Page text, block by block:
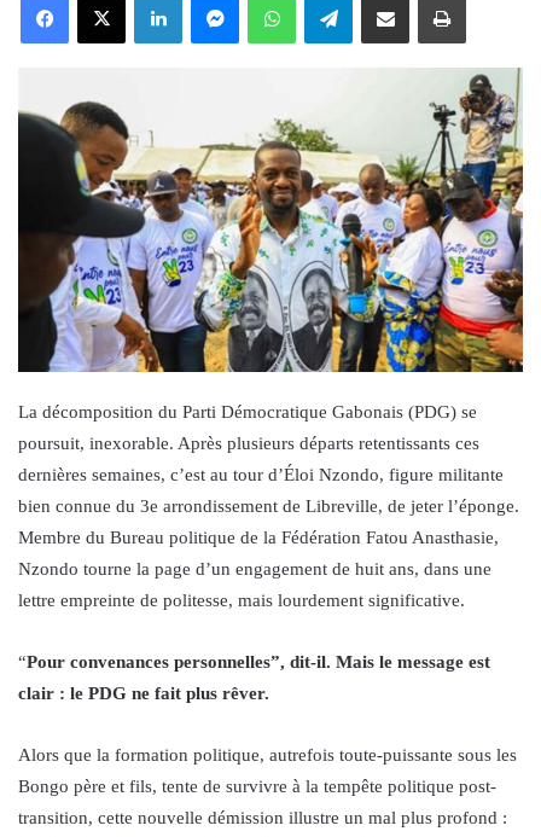
La décomposition du Parti Démocratique Gabonais (PDG) se
poursuit, inexorable. Après plusieurs départs retentissants ces
dernières semaines, c’est au tour d’Éloi Nzondo, figure militante
bien connue du 3e arrondissement de Libreville, de jeter l’éponge.
Membre du Bureau politique de la Fédération Fatou Anasthasie,
Nzondo tourne la page d’un engagement de huit ans, dans une
lettre empreinte de politesse, mais lourdement significative.
“Pour convenances personnelles”, dit-il. Mais le message est
clair : le PDG ne fait plus rêver.
Alors que la formation politique, autrefois toute-puissante sous les
Bongo père et fils, tente de survivre à la tempête politique post-
transition, cette nouvelle démission illustre un mal plus profond :